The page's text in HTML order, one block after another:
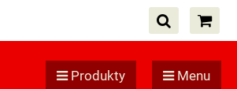
Produkty Menu